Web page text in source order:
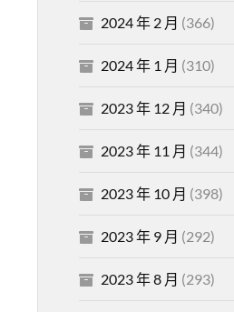
2024 年 2 月 (366)
2024 年 1 月 (310)
2023 年 12 月 (340)
2023 年 11 月 (344)
2023 年 10 月 (398)
2023 年 9 月 (292)
2023 年 8 月 (293)